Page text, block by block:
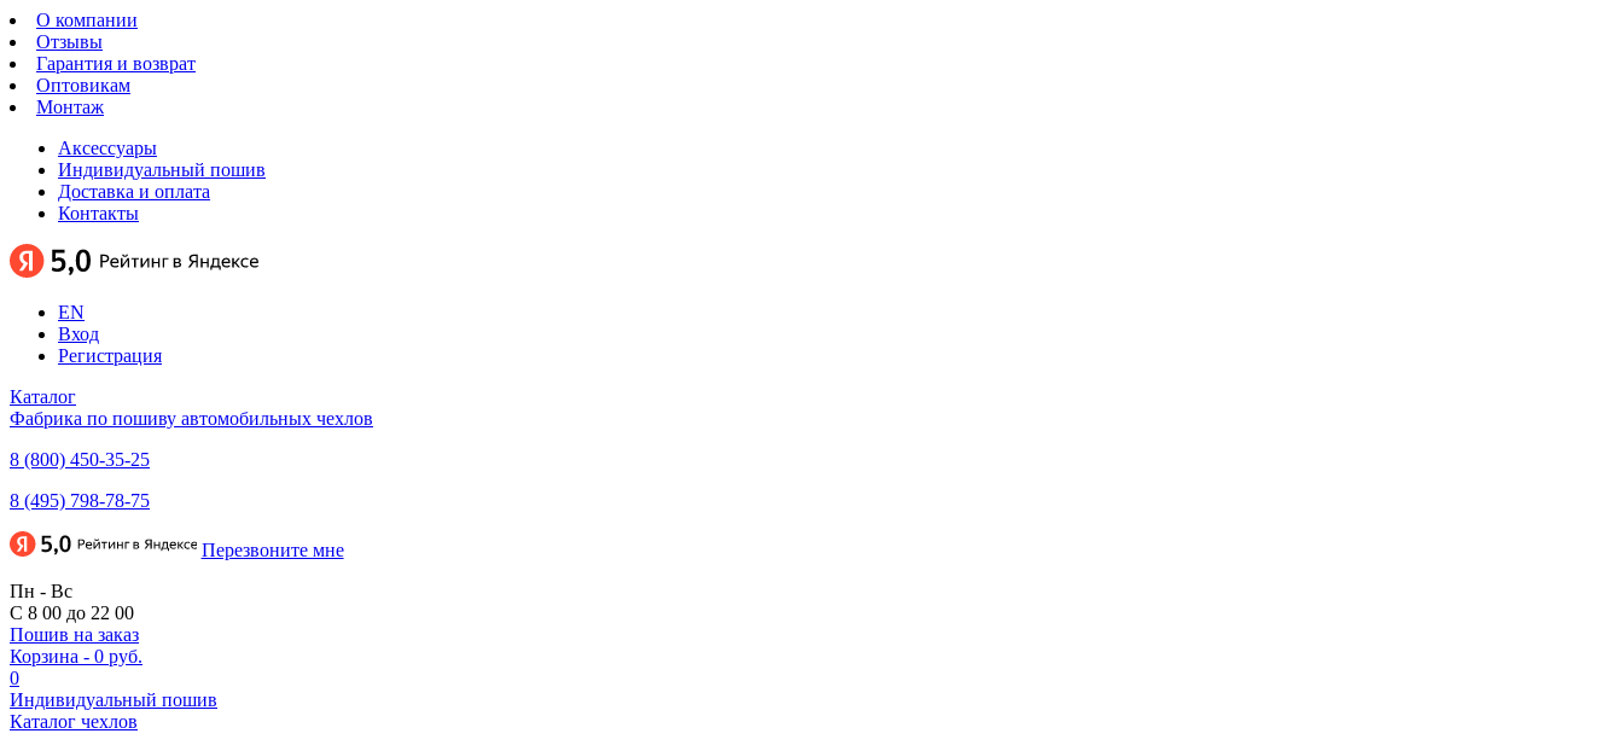
О компании
Отзывы
Гарантия и возврат
Оптовикам
Монтаж
Аксессуары
Индивидуальный пошив
Доставка и оплата
Контакты
EN
Вход
Регистрация
Каталог
Фабрика по пошиву автомобильных чехлов
8 (800) 450-35-25
8 (495) 798-78-75
Перезвоните мне
Пн - Вс
С 8 00 до 22 00
Пошив на заказ
Корзина - 0 руб.
0
Индивидуальный пошив
Каталог чехлов